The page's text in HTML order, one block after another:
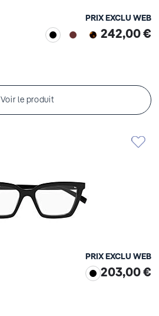
PRIX EXCLU WEB
242,00 €
Voir le produit
PRIX EXCLU WEB
203,00 €